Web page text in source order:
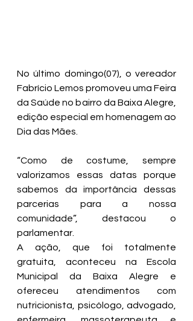
No último domingo(07), o vereador
Fabrício Lemos promoveu uma Feira
da Saúde no bairro da Baixa Alegre,
edição especial em homenagem ao
Dia das Mães.
“Como de costume, sempre
valorizamos essas datas porque
sabemos da importância dessas
parcerias para a nossa
comunidade”, destacou o
parlamentar.
A ação, que foi totalmente
gratuita, aconteceu na Escola
Municipal da Baixa Alegre e
ofereceu atendimentos com
nutricionista, psicólogo, advogado,